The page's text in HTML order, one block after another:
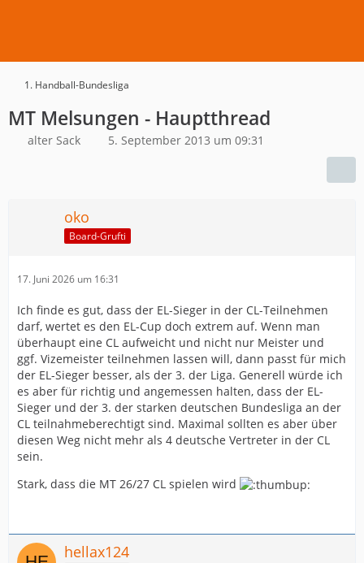
1. Handball-Bundesliga
MT Melsungen - Hauptthread
alter Sack 5. September 2013 um 09:31
oko
Board-Grufti
17. Juni 2026 um 16:31
Ich finde es gut, dass der EL-Sieger in der CL-Teilnehmen
darf, wertet es den EL-Cup doch extrem auf. Wenn man
überhaupt eine CL aufweicht und nicht nur Meister und
ggf. Vizemeister teilnehmen lassen will, dann passt für mich
der EL-Sieger besser, als der 3. der Liga. Generell würde ich
es aber für richtig und angemessen halten, dass der EL-
Sieger und der 3. der starken deutschen Bundesliga an der
CL teilnahmeberechtigt sind. Maximal sollten es aber über
diesen Weg nicht mehr als 4 deutsche Vertreter in der CL
sein.
Stark, dass die MT 26/27 CL spielen wird
hellax124